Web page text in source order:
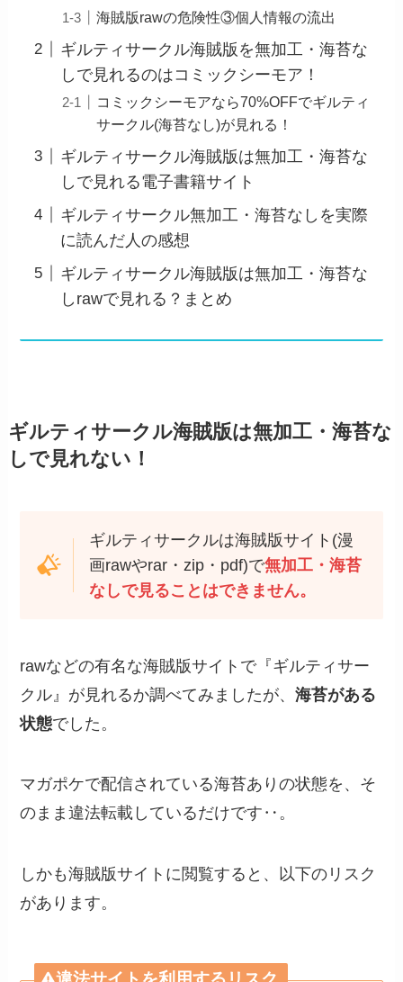
海賊版rawの危険性③個人情報の流出
ギルティサークル海賊版を無加工・海苔な
しで見れるのはコミックシーモア！
コミックシーモアなら70%OFFでギルティ
サークル(海苔なし)が見れる！
ギルティサークル海賊版は無加工・海苔な
しで見れる電子書籍サイト
ギルティサークル無加工・海苔なしを実際
に読んだ人の感想
ギルティサークル海賊版は無加工・海苔な
しrawで見れる？まとめ
ギルティサークル海賊版は無加工・海苔な
しで見れない！
ギルティサークルは海賊版サイト(漫
画rawやrar・zip・pdf)で無加工・海苔
なしで見ることはできません。
rawなどの有名な海賊版サイトで『ギルティサー
クル』が見れるか調べてみましたが、海苔がある
状態でした。
マガポケで配信されている海苔ありの状態を、そ
のまま違法転載しているだけです‥。
しかも海賊版サイトに閲覧すると、以下のリスク
があります。